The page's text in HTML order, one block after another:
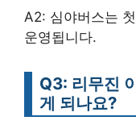
A2: 심야버스는
운영됩니다.
Q3: 리무진
게 되나요?